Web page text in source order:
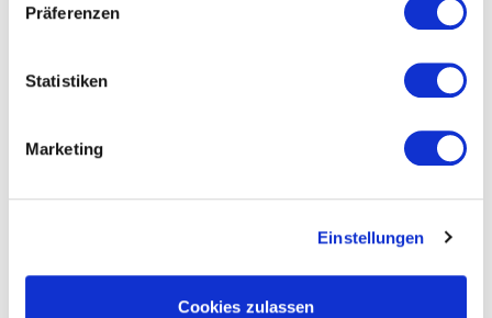
Präferenzen
Statistiken
Marketing
Einstellungen
Cookies zulassen